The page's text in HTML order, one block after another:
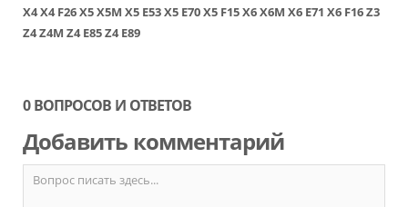
X4X4 F26X5X5M X5 E53X5 E70X5 F15X6X6M X6 E71 X6 F16Z3
Z4Z4M Z4 E85Z4 E89
0 ВОПРОСОВ И ОТВЕТОВ
Добавить комментарий